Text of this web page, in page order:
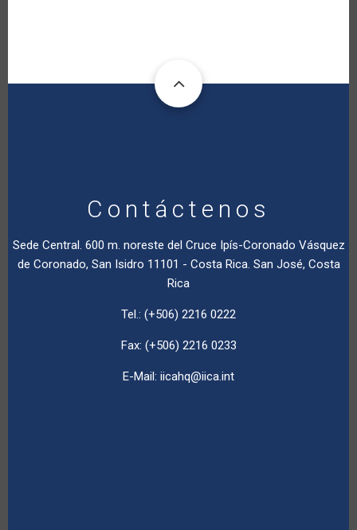
Contáctenos
Sede Central. 600 m. noreste del Cruce Ipís-Coronado Vásquez
de Coronado, San Isidro 11101 - Costa Rica. San José, Costa
Rica
Tel.: (+506) 2216 0222
Fax: (+506) 2216 0233
E-Mail: iicahq@iica.int